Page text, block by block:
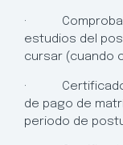
·
estudios del
cursar (cuando
· Certificado
de pago de
periodo de